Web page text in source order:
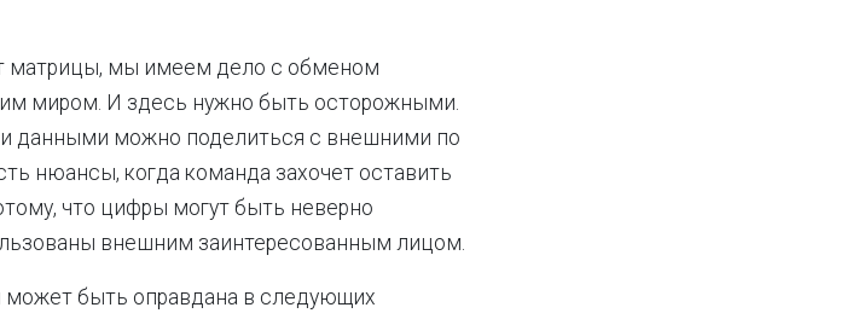
матрицы, мы имеем дело с обменом
миром. И здесь нужно быть осторожными.
данными можно поделиться с внешними по
нюансы, когда команда захочет оставить
что цифры могут быть неверно
внешним заинтересованным лицом.
может быть оправдана в следующих